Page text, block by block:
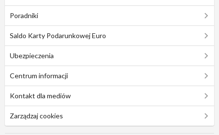
Poradniki
Saldo Karty Podarunkowej Euro
Ubezpieczenia
Centrum informacji
Kontakt dla mediów
Zarządzaj cookies